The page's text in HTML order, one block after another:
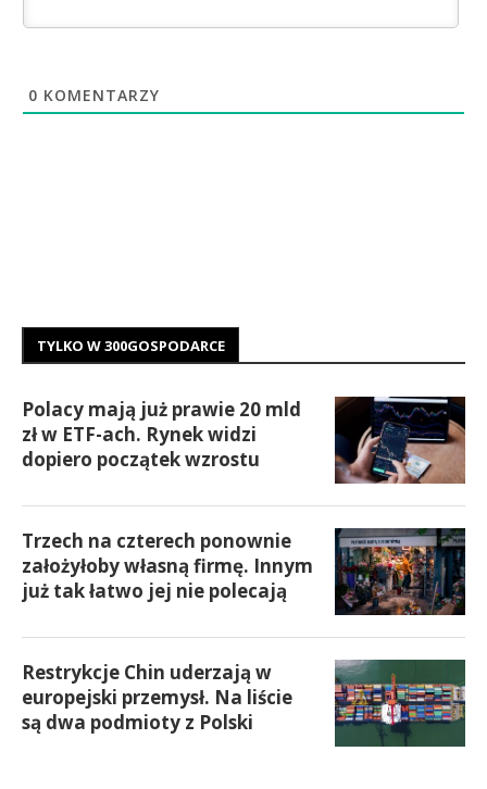
0 KOMENTARZY
TYLKO W 300GOSPODARCE
Polacy mają już prawie 20 mld
zł w ETF-ach. Rynek widzi
dopiero początek wzrostu
Trzech na czterech ponownie
założyłoby własną firmę. Innym
już tak łatwo jej nie polecają
Restrykcje Chin uderzają w
europejski przemysł. Na liście
są dwa podmioty z Polski